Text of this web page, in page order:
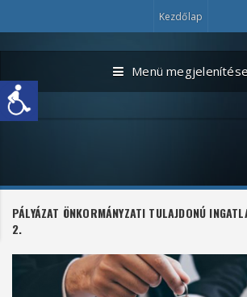
Kezdőlap
Menü megjelenítése
PÁLYÁZAT ÖNKORMÁNYZATI TULAJDONÚ
2.